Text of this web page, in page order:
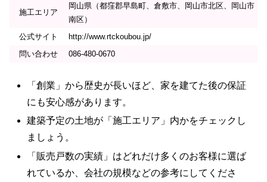
施工エリア
岡山県（都窪郡早島町、倉敷市、岡山市北区、岡山市
南区）
公式サイト
http://www.rtckoubou.jp/
問い合わせ
086-480-0670
「創業」から歴史が長いほど、家を建てた後の保証
にも安心感があります。
建築予定の土地が「施工エリア」内かをチェックし
ましょう。
「販売戸数の実績」はどれだけ多くのお客様に選ば
れているか、会社の規模などの参考にしてくださ